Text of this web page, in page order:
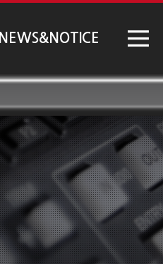
NEWS&NOTICE